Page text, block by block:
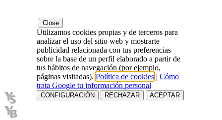
Close
Utilizamos cookies propias y de terceros para
analizar el uso del sitio web y mostrarte
publicidad relacionada con tus preferencias
sobre la base de un perfil elaborado a partir de
tus hábitos de navegación (por ejemplo,
páginas visitadas). Política de cookies | Cómo
trata Google tu información personal
CONFIGURACIÓN RECHAZAR ACEPTAR